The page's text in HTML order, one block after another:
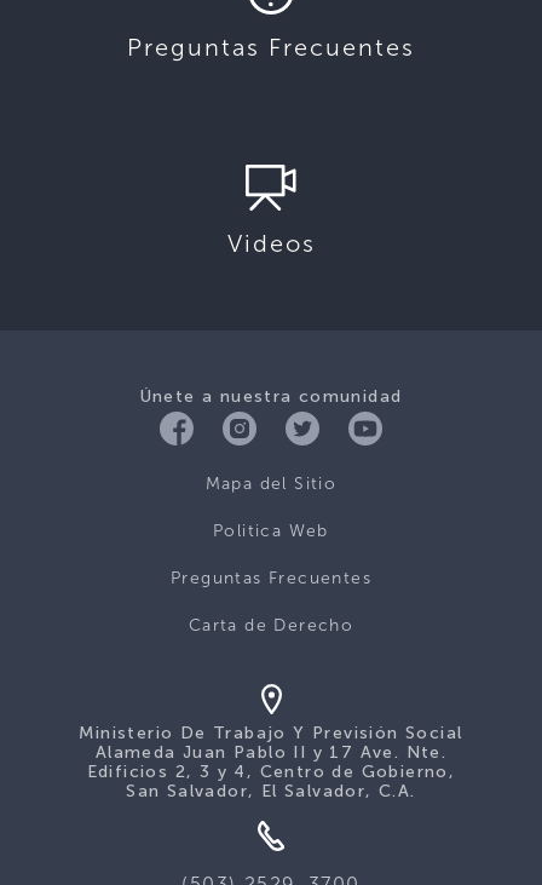
Preguntas Frecuentes
Videos
Únete a nuestra comunidad
Mapa del Sitio
Politica Web
Preguntas Frecuentes
Carta de Derecho
Ministerio De Trabajo Y Previsión Social
Alameda Juan Pablo II y 17 Ave. Nte.
Edificios 2, 3 y 4, Centro de Gobierno,
San Salvador, El Salvador, C.A.